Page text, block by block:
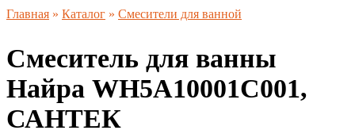
Главная » Каталог » Смесители для ванной
Смеситель для ванны
Найра WH5A10001C001,
САНТЕК